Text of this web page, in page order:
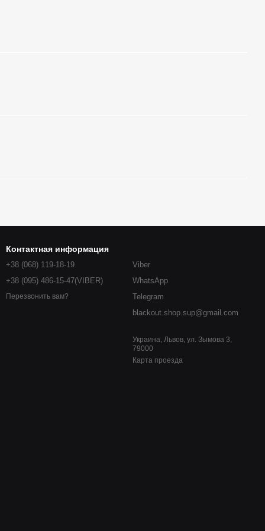
Контактная информация
+38 (068) 119-18-19
+38 (095) 486-15-47(VIBER)
Перезвонить вам?
Viber
WhatsApp
Telegram
blackout.shop.sup@gmail.com
Украина, Львов, ул. Зымова 3,
79000
Карта проезда